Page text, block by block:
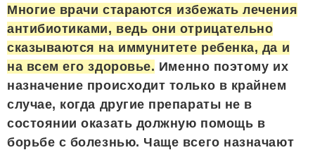
Многие врачи стараются избежать лечения
антибиотиками, ведь они отрицательно
сказываются на иммунитете ребенка, да и
на всем его здоровье. Именно поэтому их
назначение происходит только в крайнем
случае, когда другие препараты не в
состоянии оказать должную помощь в
борьбе с болезнью. Чаще всего назначают